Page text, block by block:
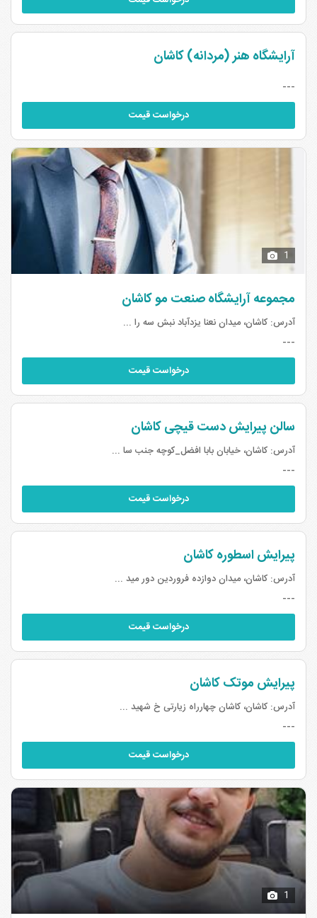
آرایشگاه هنر (مردانه) کاشان
---
درخواست قیمت
1
مجموعه آرایشگاه صنعت مو کاشان
آدرس: کاشان، میدان نعنا یزدآباد نبش سه را ...
---
درخواست قیمت
سالن پیرایش دست قیچی کاشان
آدرس: کاشان، خیابان بابا افضل_کوچه جنب سا ...
---
درخواست قیمت
پیرایش اسطوره کاشان
آدرس: کاشان، میدان دوازده فروردین دور مید ...
---
درخواست قیمت
پیرایش موتک کاشان
آدرس: کاشان، کاشان چهارراه زیارتی خ شهید ...
---
درخواست قیمت
1